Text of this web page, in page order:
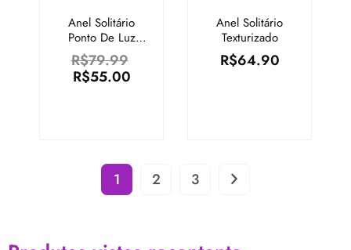
Anel Solitário
Ponto De Luz
Com Zircônias
Lados – N°19 E
15
R$79.99
R$55.00
Anel Solitário
Texturizado
R$64.90
1 2 3